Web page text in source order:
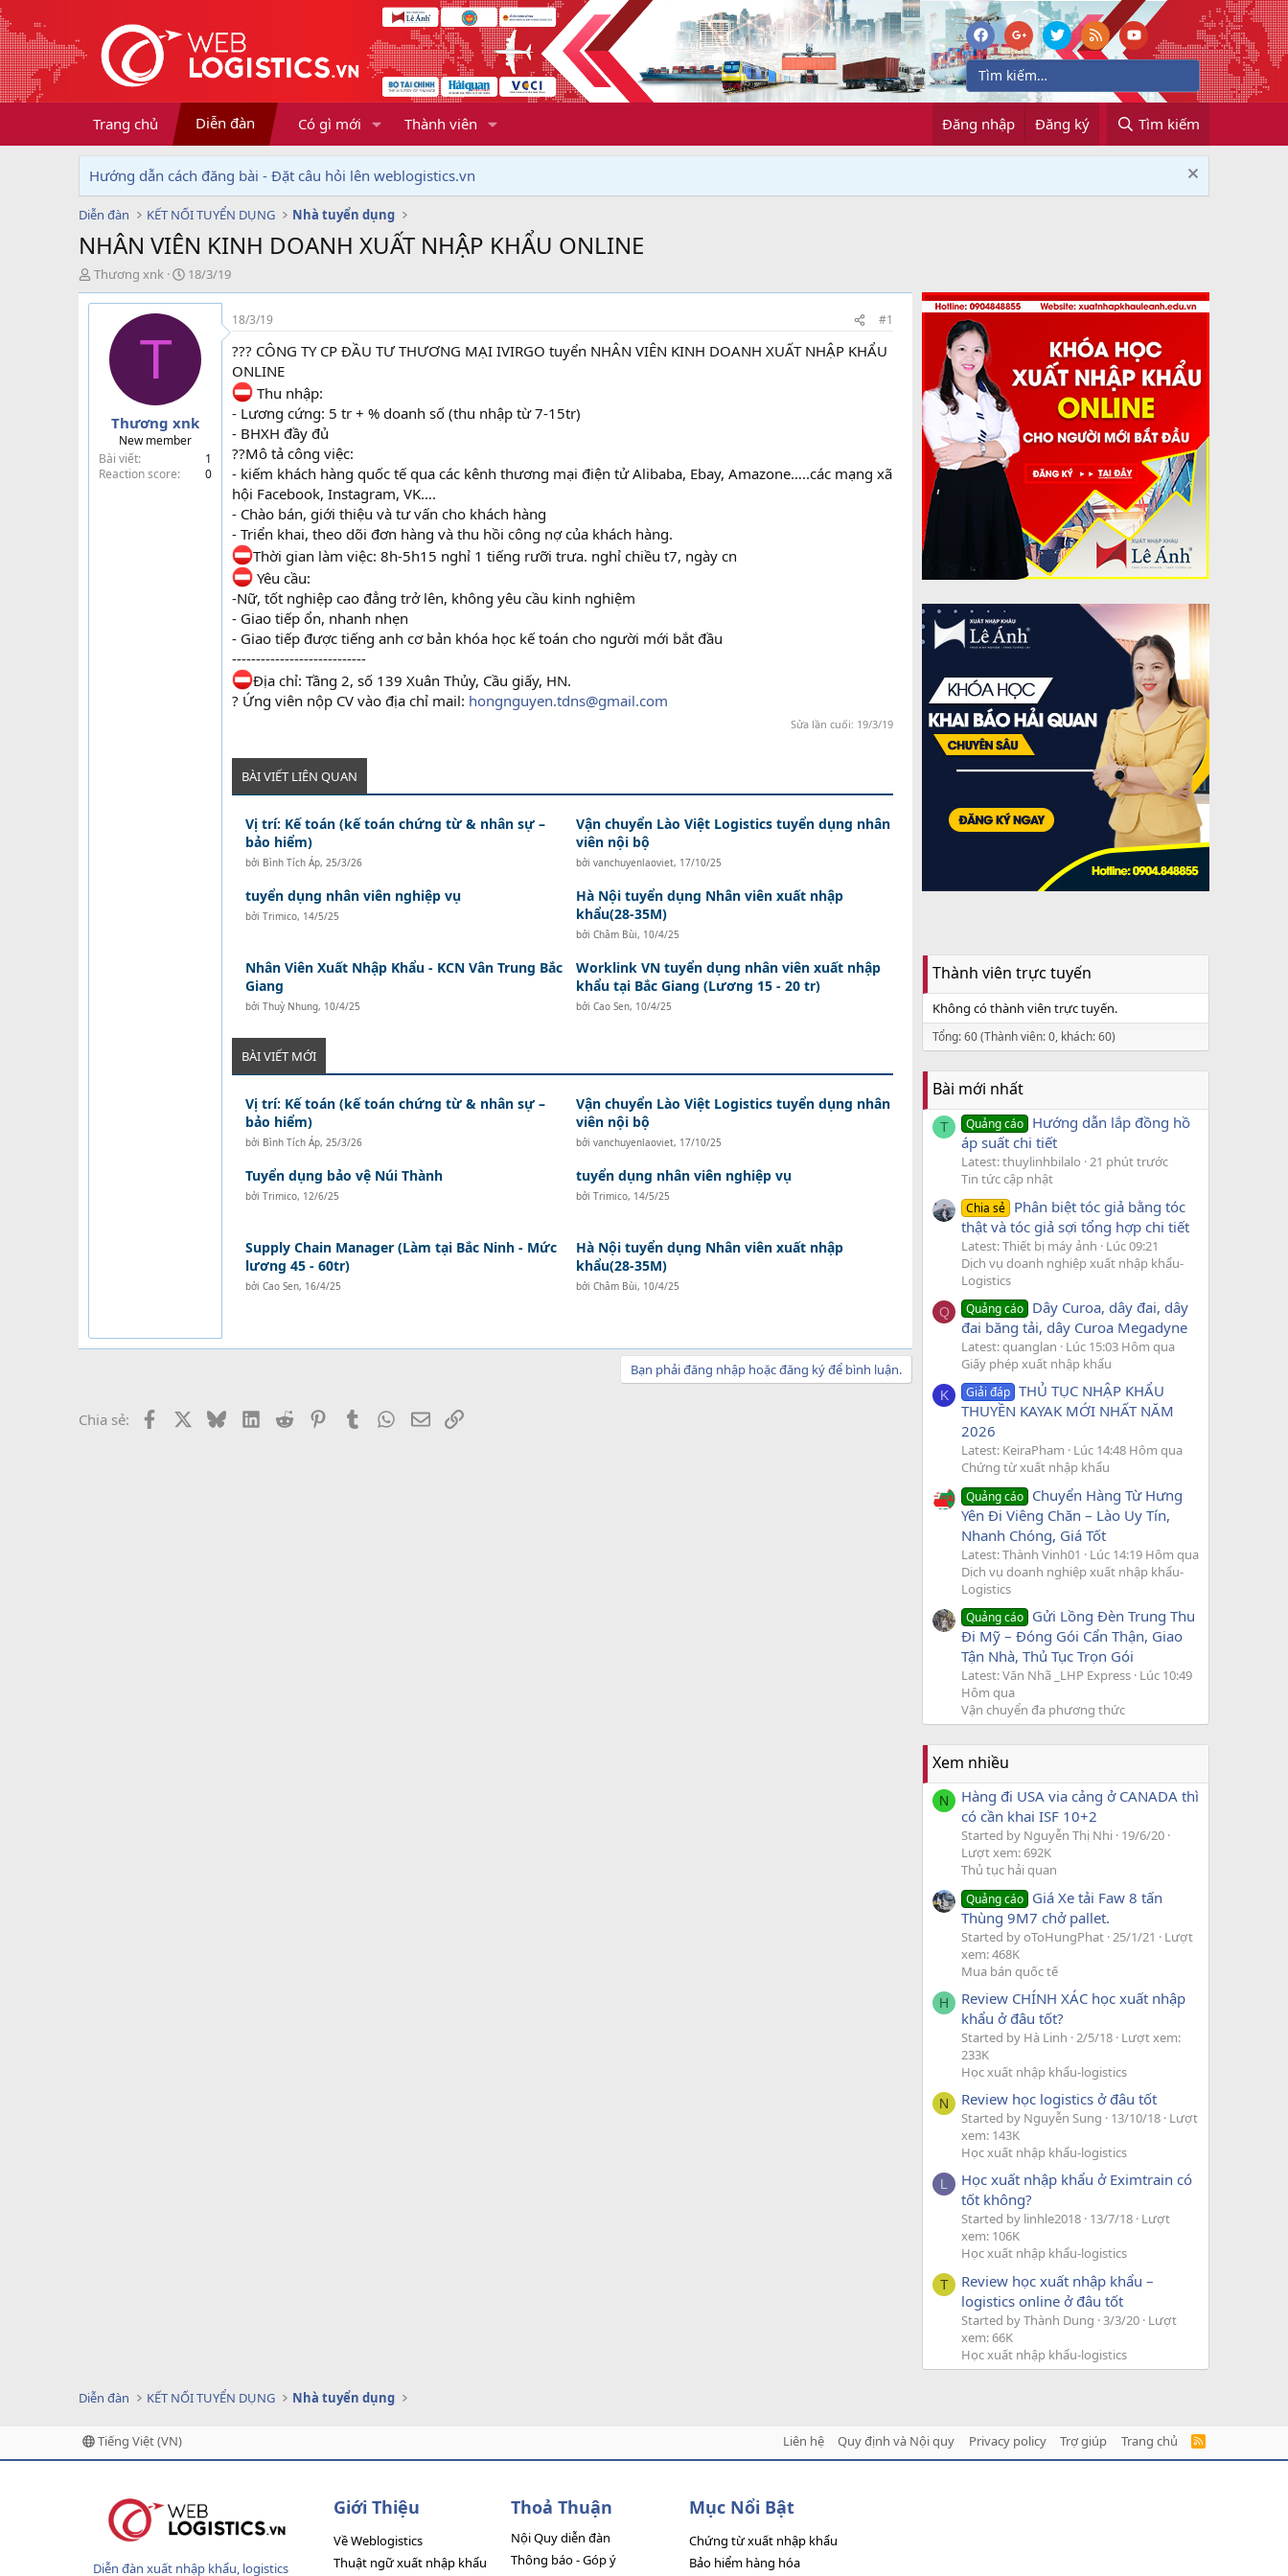
Trang chủ Diễn đàn Có gì mới Thành viên Đăng nhập Đăng ký Tìm kiếm
Hướng dẫn cách đăng bài - Đặt câu hỏi lên weblogistics.vn
Diễn đàn KẾT NỐI TUYỂN DỤNG Nhà tuyển dụng
NHÂN VIÊN KINH DOANH XUẤT NHẬP KHẨU ONLINE
T
h
r
Thương xnk
N
g
à
y
18/3/19
T
Thương xnk
New member
Bài viết
1
Reaction score
0
18/3/19 #1
??? CÔNG TY CP ĐẦU TƯ THƯƠNG MẠI IVIRGO tuyển NHÂN VIÊN KINH DOANH XUẤT NHẬP KHẨU
ONLINE
Thu nhập:
- Lương cứng: 5 tr + % doanh số (thu nhập từ 7-15tr)
- BHXH đầy đủ
??Mô tả công việc:
- kiếm khách hàng quốc tế qua các kênh thương mại điện tử Alibaba, Ebay, Amazone…..các mạng xã
hội Facebook, Instagram, VK….
- Chào bán, giới thiệu và tư vấn cho khách hàng
- Triển khai, theo dõi đơn hàng và thu hồi công nợ của khách hàng.
Thời gian làm việc: 8h-5h15 nghỉ 1 tiếng rưỡi trưa. nghỉ chiều t7, ngày cn
Yêu cầu:
-Nữ, tốt nghiệp cao đẳng trở lên, không yêu cầu kinh nghiệm
- Giao tiếp ổn, nhanh nhẹn
- Giao tiếp được tiếng anh cơ bản khóa học kế toán cho người mới bắt đầu
----------------------------
Địa chỉ: Tầng 2, số 139 Xuân Thủy, Cầu giấy, HN.
? Ứng viên nộp CV vào địa chỉ mail: hongnguyen.tdns@gmail.com
Sửa lần cuối: 19/3/19
BÀI VIẾT LIÊN QUAN
Vị trí: Kế toán (kế toán chứng từ & nhân sự –
bảo hiểm)
bởi Bình Tích Áp, 25/3/26
Vận chuyển Lào Việt Logistics tuyển dụng nhân
viên nội bộ
bởi vanchuyenlaoviet, 17/10/25
tuyển dụng nhân viên nghiệp vụ
bởi Trimico, 14/5/25
Hà Nội tuyển dụng Nhân viên xuất nhập
khẩu(28-35M)
bởi Châm Bùi, 10/4/25
Nhân Viên Xuất Nhập Khẩu - KCN Vân Trung Bắc
Giang
bởi Thuỳ Nhung, 10/4/25
Worklink VN tuyển dụng nhân viên xuất nhập
khẩu tại Bắc Giang (Lương 15 - 20 tr)
bởi Cao Sen, 10/4/25
BÀI VIẾT MỚI
Vị trí: Kế toán (kế toán chứng từ & nhân sự –
bảo hiểm)
bởi Bình Tích Áp, 25/3/26
Vận chuyển Lào Việt Logistics tuyển dụng nhân
viên nội bộ
bởi vanchuyenlaoviet, 17/10/25
Tuyển dụng bảo vệ Núi Thành
bởi Trimico, 12/6/25
tuyển dụng nhân viên nghiệp vụ
bởi Trimico, 14/5/25
Supply Chain Manager (Làm tại Bắc Ninh - Mức
lương 45 - 60tr)
bởi Cao Sen, 16/4/25
Hà Nội tuyển dụng Nhân viên xuất nhập
khẩu(28-35M)
bởi Châm Bùi, 10/4/25
Bạn phải đăng nhập hoặc đăng ký để bình luận.
Chia sẻ: Facebook BlueskyLinkedIn
Reddit PinterestTumblr WhatsApp
EmailLink
Thành viên trực tuyến
Không có thành viên trực tuyến.
Tổng: 60 (Thành viên: 0, khách: 60)
Bài mới nhất
T Quảng cáo Hướng dẫn lắp đồng hồ
áp suất chi tiết
Latest: thuylinhbilalo 21 phút trước
Tin tức cập nhật
Chia sẻ Phân biệt tóc giả bằng tóc
thật và tóc giả sợi tổng hợp chi tiết
Latest: Thiết bị máy ảnh
Lúc 09:21
Dịch vụ doanh nghiệp xuất nhập khẩu-
Logistics
Q Quảng cáo Dây Curoa, dây đai, dây
đai băng tải, dây Curoa Megadyne
Latest: quanglan
Lúc 15:03 Hôm qua
Giấy phép xuất nhập khẩu
K Giải đáp THỦ TỤC NHẬP KHẨU
THUYỀN KAYAK MỚI NHẤT NĂM
2026
Latest: KeiraPham
Lúc 14:48 Hôm qua
Chứng từ xuất nhập khẩu
Quảng cáo Chuyển Hàng Từ Hưng
Yên Đi Viêng Chăn – Lào Uy Tín,
Nhanh Chóng, Giá Tốt
Latest: Thành Vinh01
Lúc 14:19 Hôm qua
Dịch vụ doanh nghiệp xuất nhập khẩu-
Logistics
Quảng cáo Gửi Lồng Đèn Trung Thu
Đi Mỹ – Đóng Gói Cẩn Thận, Giao
Tận Nhà, Thủ Tục Trọn Gói
Latest: Văn Nhã _LHP Express Lúc 10:49
Hôm qua
Vận chuyển đa phương thức
Xem nhiều
N
Hàng đi USA via cảng ở CANADA thì
có cần khai ISF 10+2
Started by Nguyễn Thị Nhi 19/6/20
Lượt xem: 692K
Thủ tục hải quan
Quảng cáo Giá Xe tải Faw 8 tấn
Thùng 9M7 chở pallet.
Started by oToHungPhat 25/1/21
Lượt
xem: 468K
Mua bán quốc tế
H
Review CHÍNH XÁC học xuất nhập
khẩu ở đâu tốt?
Started by Hà Linh 2/5/18 Lượt xem:
233K
Học xuất nhập khẩu-logistics
N Review học logistics ở đâu tốt
Started by Nguyễn Sung 13/10/18 Lượt
xem: 143K
Học xuất nhập khẩu-logistics
L
Học xuất nhập khẩu ở Eximtrain có
tốt không?
Started by linhle2018 13/7/18 Lượt
xem: 106K
Học xuất nhập khẩu-logistics
T
Review học xuất nhập khẩu –
logistics online ở đâu tốt
Started by Thành Dung 3/3/20 Lượt
xem: 66K
Học xuất nhập khẩu-logistics
Diễn đàn KẾT NỐI TUYỂN DỤNG Nhà tuyển dụng
Tiếng Việt (VN) Liên hệ Quy định và Nội quy Privacy policy Trợ giúp Trang chủ
R
Diễn đàn xuất nhập khẩu, logistics
Giới Thiệu
Về Weblogistics
Thuật ngữ xuất nhập khẩu
Thoả Thuận
Nội Quy diễn đàn
Thông báo - Góp ý
Mục Nổi Bật
Chứng từ xuất nhập khẩu
Bảo hiểm hàng hóa